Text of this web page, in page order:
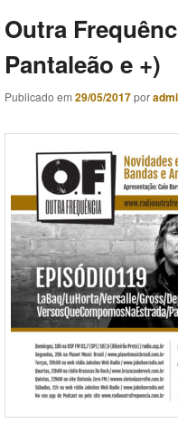
Outra
Pantaleão e +)
Publicado em 29/05/2017por